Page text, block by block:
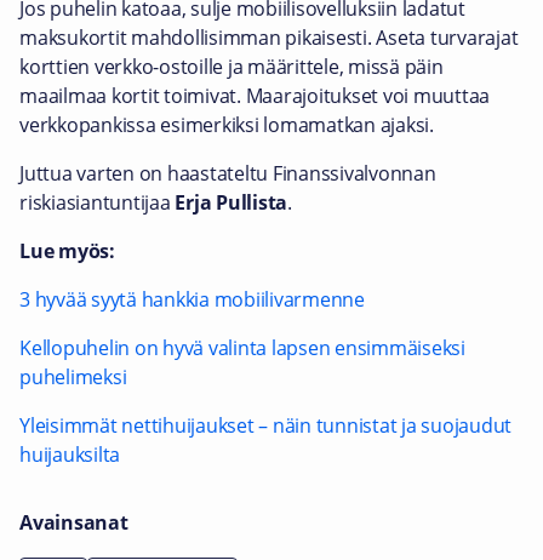
Jos puhelin katoaa, sulje mobiilisovelluksiin ladatut
maksukortit mahdollisimman pikaisesti. Aseta turvarajat
korttien verkko-ostoille ja määrittele, missä päin
maailmaa kortit toimivat. Maarajoitukset voi muuttaa
verkkopankissa esimerkiksi lomamatkan ajaksi.
Juttua varten on haastateltu Finanssivalvonnan
riskiasiantuntijaa Erja Pullista.
Lue myös:
3 hyvää syytä hankkia mobiilivarmenne
Kellopuhelin on hyvä valinta lapsen ensimmäiseksi
puhelimeksi
Yleisimmät nettihuijaukset – näin tunnistat ja suojaudut
huijauksilta
Avainsanat